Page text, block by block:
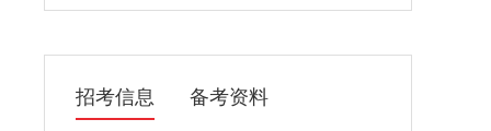
招考信息 备考资料